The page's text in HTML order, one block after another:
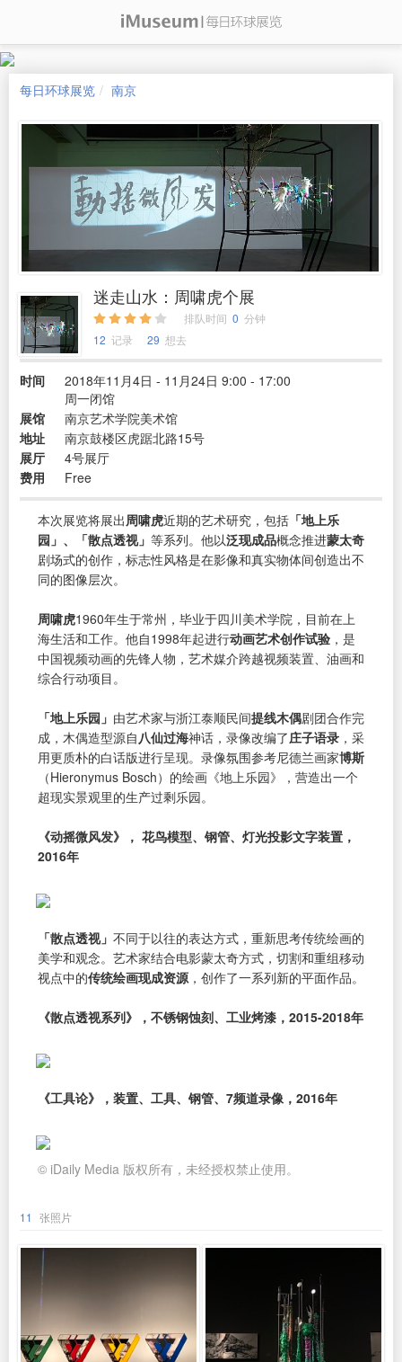
每日环球展览 南京
迷走山水：周啸虎个展
排队时间 0 分钟
12 记录 29 想去
时间
2018年11月4日 - 11月24日 9:00 - 17:00
周一闭馆
展馆
南京艺术学院美术馆
地址
南京鼓楼区虎踞北路15号
展厅
4号展厅
费用
Free
本次展览将展出周啸虎近期的艺术研究，包括 「地上乐
园」、「散点透视」 等系列。他以泛现成品概念推进蒙太奇
剧场式的创作，标志性风格是在影像和真实物体间创造出不
同的图像层次。
周啸虎1960年生于常州，毕业于四川美术学院，目前在上
海生活和工作。他自1998年起进行动画艺术创作试验 ，是
中国视频动画的先锋人物，艺术媒介跨越视频装置、油画和
综合行动项目。
「地上乐园」 由艺术家与浙江泰顺民间提线木偶剧团合作完
成，木偶造型源自 八仙过海神话，录像改编了庄子语录 ，采
用更质朴的白话版进行呈现。录像氛围参考尼德兰画家博斯
（Hieronymus Bosch）的绘画《地上乐园》，营造出一个
超现实景观里的生产过剩乐园。
《动摇微风发》， 花鸟模型、钢管、灯光投影文字装置，
2016年
「散点透视」 不同于以往的表达方式，重新思考传统绘画的
美学和观念。艺术家结合电影蒙太奇方式，切割和重组移动
视点中的传统绘画现成资源 ，创作了一系列新的平面作品。
《散点透视系列》，不锈钢蚀刻、工业烤漆，2015-2018年
《工具论》，装置、工具、钢管、7频道录像，2016年
© iDaily Media 版权所有，未经授权禁止使用。
11 张照片